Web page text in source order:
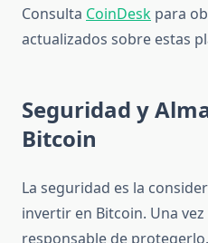
Consulta CoinDesk para
actualizados sobre estas
Seguridad y
Bitcoin
La seguridad es la
invertir en Bitcoin. Una
responsable de